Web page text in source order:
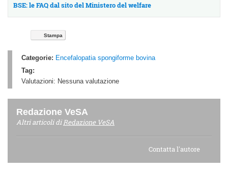
BSE: le FAQ dal sito del Ministero del welfare
Stampa
Categorie: Encefalopatia spongiforme bovina
Tag:
Valutazioni: Nessuna valutazione
Redazione VeSA
Altri articoli diRedazione VeSA
Contatta l'autore